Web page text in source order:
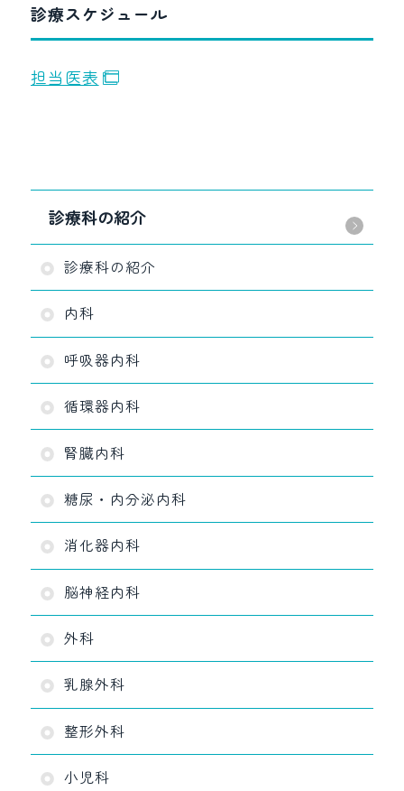
診療スケジュール
担当医表
診療科の紹介
診療科の紹介
内科
呼吸器内科
循環器内科
腎臓内科
糖尿・内分泌内科
消化器内科
脳神経内科
外科
乳腺外科
整形外科
小児科